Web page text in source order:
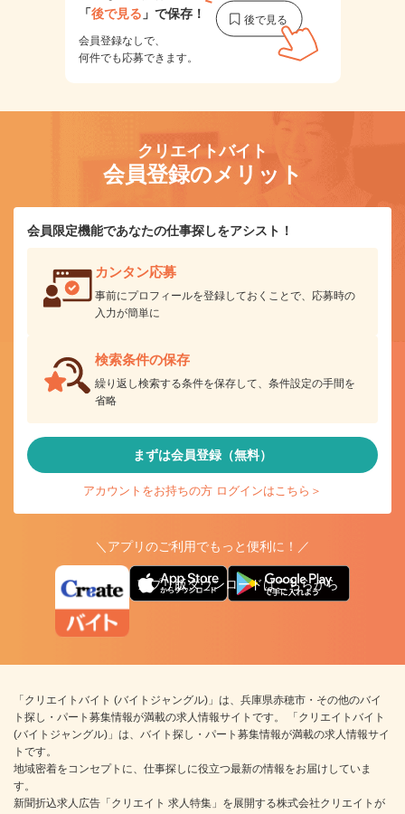
「後で見る 」で保存！
会員登録なしで、
何件でも応募できます。
クリエイトバイト
会員登録のメリット
会員限定機能であなたの仕事探しをアシスト！
カンタン応募
事前にプロフィールを登録しておくことで、応募時の
入力が簡単に
検索条件の保存
繰り返し検索する条件を保存して、条件設定の手間を
省略
まずは会員登録（無料）
アカウントをお持ちの方 ログインはこちら＞
＼アプリのご利用でもっと便利に！／
アプリ版ダウンロードはこちらから
「クリエイトバイト (バイトジャングル)」は、兵庫県赤穂市・その他のバイ
ト探し・パート募集情報が満載の求人情報サイトです。 「クリエイトバイト
(バイトジャングル)」は、バイト探し・パート募集情報が満載の求人情報サイ
トです。
地域密着をコンセプトに、仕事探しに役立つ最新の情報をお届けしていま
す。
新聞折込求人広告「クリエイト 求人特集」を展開する株式会社クリエイトが